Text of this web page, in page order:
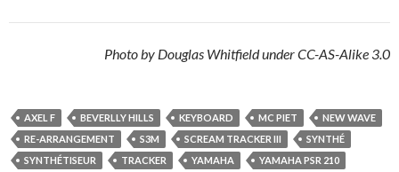
Photo by Douglas Whitfield under CC-AS-Alike 3.0
AXEL F BEVERLLY HILLS KEYBOARD MC PIET
NEW WAVE
RE-ARRANGEMENT
S3M SCREAM TRACKER III
SYNTHÉ
SYNTHÉTISEUR
TRACKER YAMAHA YAMAHA PSR 210